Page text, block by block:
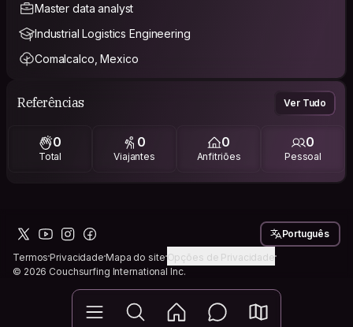
Master data analyst
Industrial Logistics Engineering
Comalcalco, Mexico
Referências Ver Tudo
0
Total
0
Viajantes
0
Anfitriões
0
Pessoal
TermosPrivacidadeMapa do siteOpções de Privacidade
© 2026 Couchsurfing International Inc.
Português